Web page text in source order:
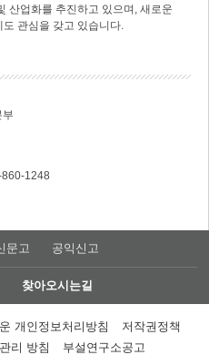
산업화를 추진하고 있으며, 새로운
관심을 갖고 있습니다.
부
1248
문고 공익신고
찾아오시는길
개인정보처리방침
저작권정책
리 방침
부설연구소공고